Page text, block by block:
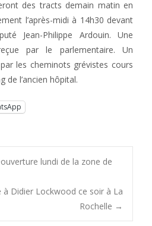
des tracts demain matin en
l’après-midi à 14h30 devant
Jean-Philippe Ardouin. Une
par le parlementaire. Un
les cheminots grévistes cours
de l’ancien hôpital.
lundi de la zone de
Didier Lockwood ce soir à La
Rochelle →